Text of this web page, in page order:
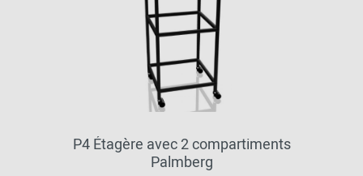
P4 Étagère avec 2 compartiments
Palmberg